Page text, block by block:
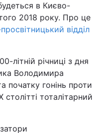
в Києво-
2018 року. Про це
відділ
літній річниці з дня
Володимира
початку гонінь проти
тоталітарний